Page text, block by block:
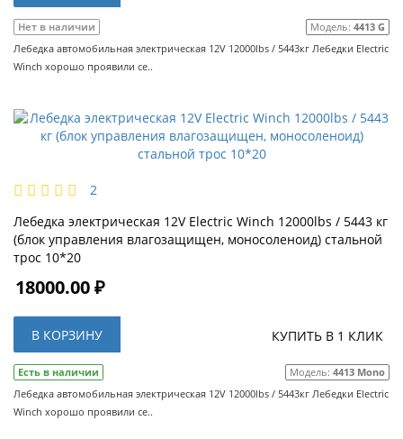
Нет в наличии Модель: 4413 G
Лебедка автомобильная электрическая 12V 12000lbs / 5443кг Лебедки Electric
Winch хорошо проявили се..
2
Лебедка электрическая 12V Electric Winch 12000lbs / 5443 кг
(блок управления влагозащищен, моносоленоид) стальной
трос 10*20
18000.00 ₽
В КОРЗИНУ КУПИТЬ В 1 КЛИК
Есть в наличии Модель: 4413 Mono
Лебедка автомобильная электрическая 12V 12000lbs / 5443кг Лебедки Electric
Winch хорошо проявили се..